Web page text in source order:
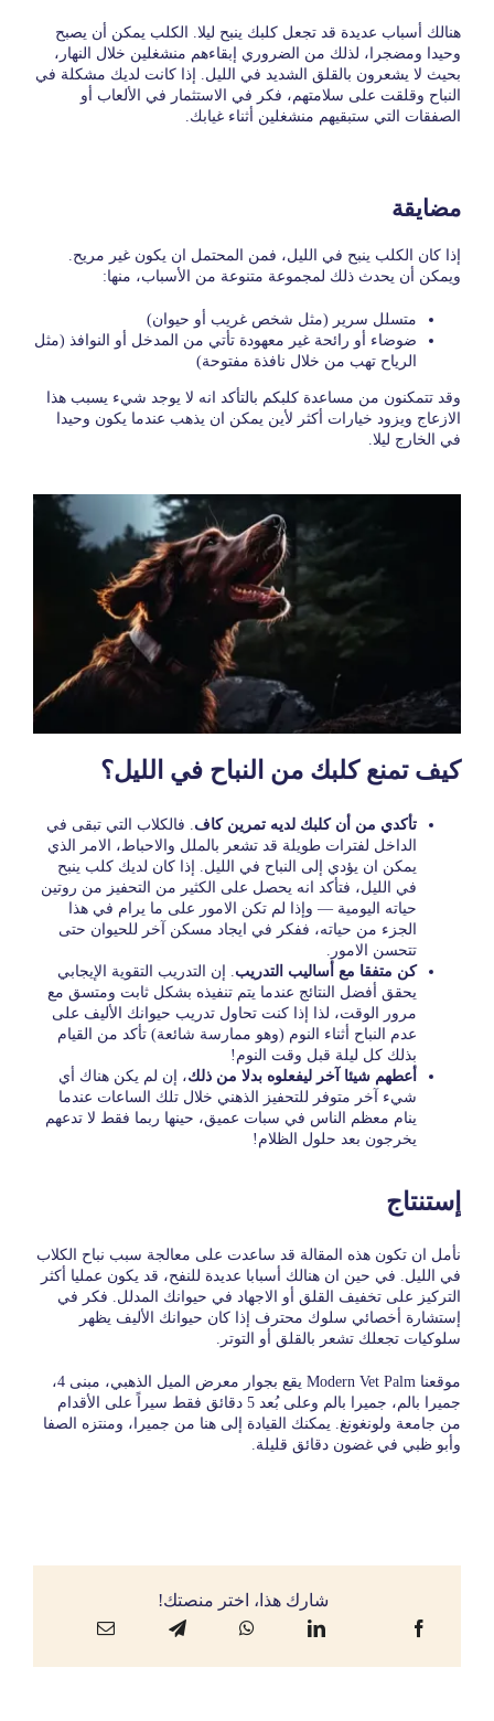
هنالك أسباب عديدة قد تجعل كلبك ينبح ليلا. الكلب يمكن أن يصبح
وحيدا ومضجرا، لذلك من الضروري إبقاءهم منشغلين خلال النهار،
بحيث لا يشعرون بالقلق الشديد في الليل. إذا كانت لديك مشكلة في
النباح وقلقت على سلامتهم، فكر في الاستثمار في الألعاب أو
الصفقات التي ستبقيهم منشغلين أثناء غيابك.
مضايقة
إذا كان الكلب ينبح في الليل، فمن المحتمل ان يكون غير مريح.
ويمكن أن يحدث ذلك لمجموعة متنوعة من الأسباب، منها:
متسلل سرير (مثل شخص غريب أو حيوان)
ضوضاء أو رائحة غير معهودة تأتي من المدخل أو النوافذ (مثل
الرياح تهب من خلال نافذة مفتوحة)
وقد تتمكنون من مساعدة كلبكم بالتأكد انه لا يوجد شيء يسبب هذا
الازعاج ويزود خيارات أكثر لأين يمكن ان يذهب عندما يكون وحيدا
في الخارج ليلا.
كيف تمنع كلبك من النباح في الليل؟
تأكدي من أن كلبك لديه تمرين كاف . فالكلاب التي تبقى في
الداخل لفترات طويلة قد تشعر بالملل والاحباط، الامر الذي
يمكن ان يؤدي إلى النباح في الليل. إذا كان لديك كلب ينبح
في الليل، فتأكد انه يحصل على الكثير من التحفيز من روتين
حياته اليومية — وإذا لم تكن الامور على ما يرام في هذا
الجزء من حياته، ففكر في ايجاد مسكن آخر للحيوان حتى
تتحسن الامور.
كن متفقا مع أساليب التدريب . إن التدريب التقوية الإيجابي
يحقق أفضل النتائج عندما يتم تنفيذه بشكل ثابت ومتسق مع
مرور الوقت، لذا إذا كنت تحاول تدريب حيوانك الأليف على
عدم النباح أثناء النوم (وهو ممارسة شائعة) تأكد من القيام
بذلك كل ليلة قبل وقت النوم!
أعطهم شيئا آخر ليفعلوه بدلا من ذلك، إن لم يكن هناك أي
شيء آخر متوفر للتحفيز الذهني خلال تلك الساعات عندما
ينام معظم الناس في سبات عميق، حينها ربما فقط لا تدعهم
يخرجون بعد حلول الظلام!
إستنتاج
نأمل ان تكون هذه المقالة قد ساعدت على معالجة سبب نباح الكلاب
في الليل. في حين ان هنالك أسبابا عديدة للنفح، قد يكون عمليا أكثر
التركيز على تخفيف القلق أو الاجهاد في حيوانك المدلل. فكر في
إستشارة أخصائي سلوك محترف إذا كان حيوانك الأليف يظهر
سلوكيات تجعلك تشعر بالقلق أو التوتر.
موقعنا Modern Vet Palm
يقع بجوار معرض الميل الذهبي، مبنى 4،
جميرا بالم، جميرا بالم وعلى بُعد 5 دقائق فقط سيراً على الأقدام
من جامعة ولونغونغ. يمكنك القيادة إلى هنا من جميرا، ومنتزه الصفا
وأبو ظبي في غضون دقائق قليلة.
شارك هذا، اختر منصتك!